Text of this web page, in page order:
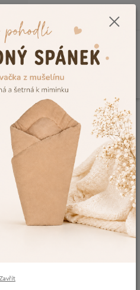
0,00 Kč
čtverec
pro
zavinovačky ve
nyní vybírat krásnédětské
Nabízíme klasické bílékrajkové
účelům jako je křest či
užívání. Jedná se o kvalitní
Zavřít